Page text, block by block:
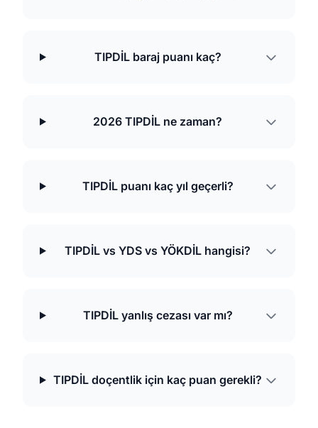
TIPDİL baraj puanı kaç?
2026 TIPDİL ne zaman?
TIPDİL puanı kaç yıl geçerli?
TIPDİL vs YDS vs YÖKDİL hangisi?
TIPDİL yanlış cezası var mı?
TIPDİL doçentlik için kaç puan gerekli?